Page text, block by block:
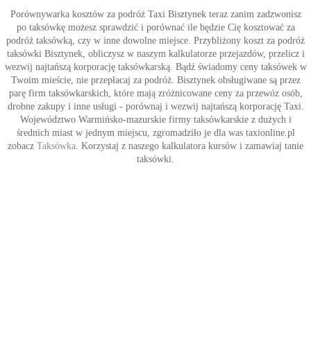
Porównywarka kosztów za podróż Taxi Bisztynekteraz zanim zadzwonisz
po taksówkę możesz sprawdzić i porównać ile będzie Cię kosztować za
podróż taksówką, czy w inne dowolne miejsce. Przybliżony koszt za podróż
taksówki Bisztynek, obliczysz w naszym kalkulatorze przejazdów, przelicz i
wezwij najtańszą korporację taksówkarską. Bądź świadomy ceny taksówek w
Twoim mieście, nie przepłacaj za podróż. Bisztynek obsługiwane są przez
parę firm taksówkarskich, które mają zróżnicowane ceny za przewóz osób,
drobne zakupy i inne usługi - porównaj i wezwij najtańszą korporację Taxi.
Województwo Warmińsko-mazurskie firmy taksówkarskie z dużych i
średnich miast w jednym miejscu, zgromadziło je dla was taxionline.pl
zobacz Taksówka. Korzystaj z naszego kalkulatora kursów i zamawiaj tanie
taksówki.